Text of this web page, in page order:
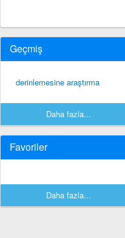
Geçmiş
derinlemesine araştırma
Daha fazla...
Favoriler
Daha fazla...